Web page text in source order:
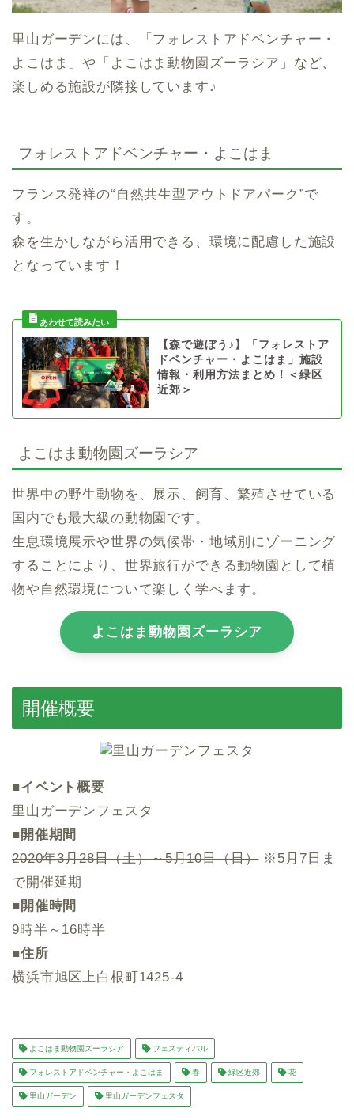
里山ガーデンには、「フォレストアドベンチャー・
よこはま」や「よこはま動物園ズーラシア」など、
楽しめる施設が隣接しています♪
フォレストアドベンチャー・よこはま
フランス発祥の“自然共生型アウトドアパーク”で
す。
森を生かしながら活用できる、環境に配慮した施設
となっています！
【森で遊ぼう♪】「フォレストア
ドベンチャー・よこはま」施設
情報・利用方法まとめ！＜緑区
近郊＞
よこはま動物園ズーラシア
世界中の野生動物を、展示、飼育、繁殖させている
国内でも最大級の動物園です。
生息環境展示や世界の気候帯・地域別にゾーニング
することにより、世界旅行ができる動物園として植
物や自然環境について楽しく学べます。
よこはま動物園ズーラシア
開催概要
■イベント概要
里山ガーデンフェスタ
■開催期間
2020年3月28日（土）～5月10日（日）※5月7日ま
で開催延期
■開催時間
9時半～16時半
■住所
横浜市旭区上白根町1425-4
よこはま動物園ズーラシア フェスティバル
フォレストアドベンチャー・よこはま 春 緑区近郊 花
里山ガーデン 里山ガーデンフェスタ